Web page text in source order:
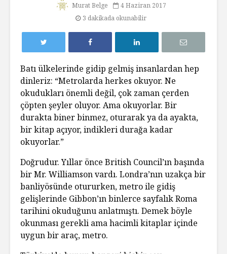
Murat Belge
4 Haziran 2017
3 dakikada okunabilir
Batı ülkelerinde gidip gelmiş insanlardan hep
dinleriz: “Metrolarda herkes okuyor. Ne
okudukları önemli değil, çok zaman çerden
çöpten şeyler oluyor. Ama okuyorlar. Bir
durakta biner binmez, oturarak ya da ayakta,
bir kitap açıyor, indikleri durağa kadar
okuyorlar.”
Doğrudur. Yıllar önce British Council’ın başında
bir Mr. Williamson vardı. Londra’nın uzakça bir
banliyösünde otururken, metro ile gidiş
gelişlerinde Gibbon’ın binlerce sayfalık Roma
tarihini okuduğunu anlatmıştı. Demek böyle
okunması gerekli ama hacimli kitaplar içinde
uygun bir araç, metro.